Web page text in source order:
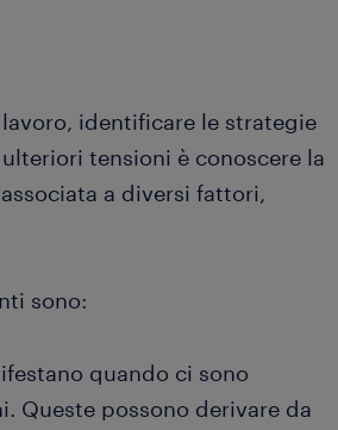
identificare le strategie
tensioni è conoscere la
a diversi fattori,
sono:
quando ci sono
Queste possono derivare da